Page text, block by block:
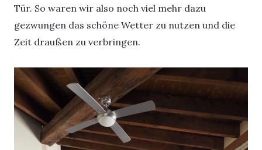
Tür. So waren wir also noch viel mehr dazu
gezwungen das schöne Wetter zu nutzen und die
Zeit draußen zu verbringen.